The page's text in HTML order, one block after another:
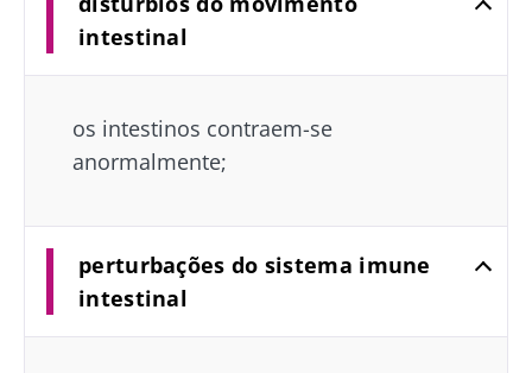
intestinal
os intestinos contraem-se
anormalmente;
perturbações do sistema imune
intestinal